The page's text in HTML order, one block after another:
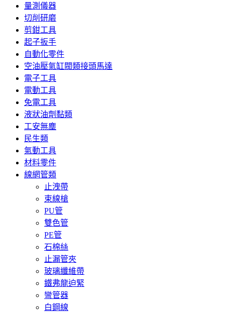
量測儀器
切削研磨
剪鉗工具
起子扳手
自動化零件
空油壓氣缸閥類接頭馬達
電子工具
電動工具
免電工具
液狀油劑黏類
工安無塵
民生類
氣動工具
材料零件
線網管類
止洩帶
束線槍
PU管
雙色管
PE管
石棉絲
止漏管夾
玻璃纖維帶
鐵弗龍迫緊
彎管器
白鋼線